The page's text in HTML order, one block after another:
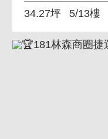
34.27坪 5/13樓